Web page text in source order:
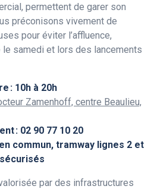
permettent de garer son
préconisons vivement de
pour éviter l’affluence,
samedi et lors des lancements
: 10h à 20h
Zamenhoff, centre Beaulieu,
: 02 90 77 10 20
commun, tramway lignes 2 et
par des infrastructures